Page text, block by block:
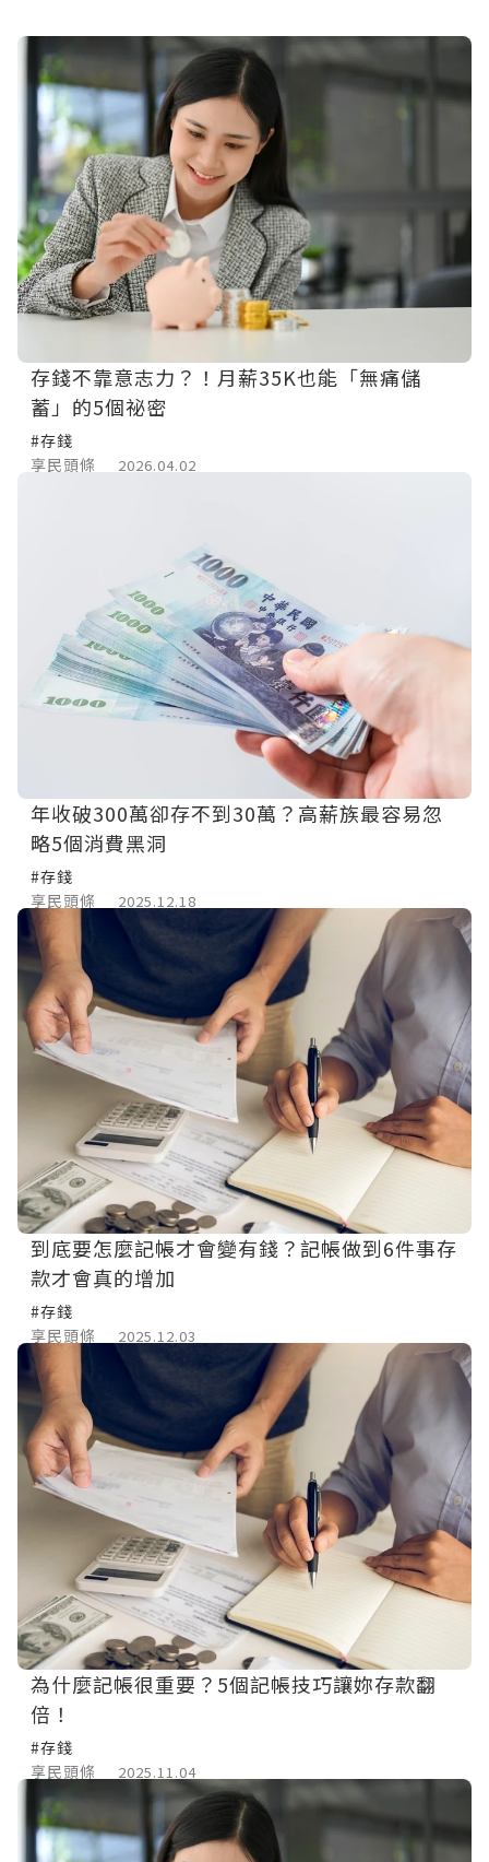
存錢不靠意志力？！月薪35K也能「無痛儲
蓄」的5個祕密
#存錢
享民頭條
2026.04.02
年收破300萬卻存不到30萬？高薪族最容易忽
略5個消費黑洞
#存錢
享民頭條
2025.12.18
到底要怎麼記帳才會變有錢？記帳做到6件事存
款才會真的增加
#存錢
享民頭條
2025.12.03
為什麼記帳很重要？5個記帳技巧讓妳存款翻
倍！
#存錢
享民頭條
2025.11.04